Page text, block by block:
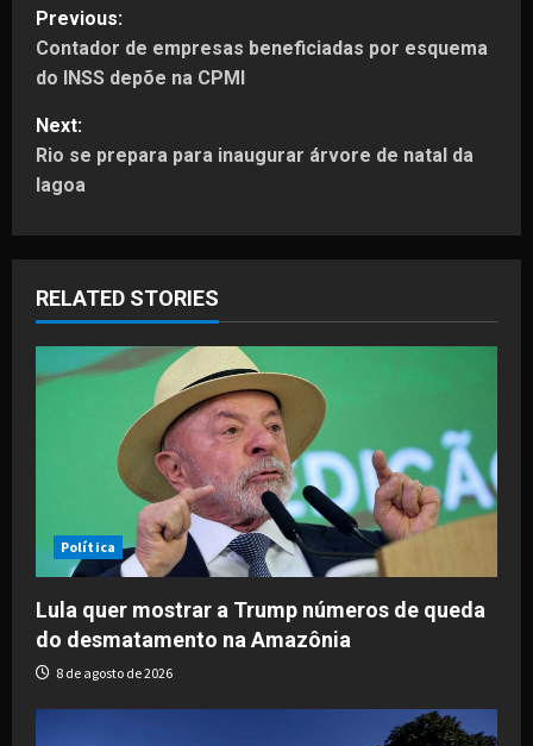
P
o
s
t
n
a
v
i
i
o
n
Previous:
Contador de empresas beneficiadas por esquema
do INSS depõe na CPMI
Next:
Rio se prepara para inaugurar árvore de natal da
lagoa
RELATED STORIES
Política
Lula quer mostrar a Trump números de queda
do desmatamento na Amazônia
8 de agosto de 2026